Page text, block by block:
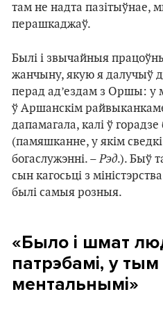
там не надта пазітыўнае,
перашкаджаў.
Былі і звычайныя
жанчыну, якую я далучыў
перад ад’ездам з Оршы: у
ў Аршанскім
дапамагала, калі ў
(памяшканне, у якім
богаслужэнні. –Рэд.). Быў
сын кагосьці з
былі самыя розныя.
«Было і шмат
патрэбамі, у тым
ментальнымі»